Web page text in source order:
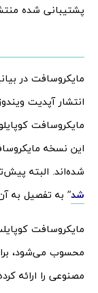
پشتیبانی شده
مایکروسافت در
مایکروسافت
شده‌اند. البته
شد” به تفصیل به
مایکروسافت
محسوب می‌شود،
مصنوعی را ارائه